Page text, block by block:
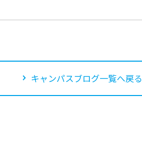
キャンパスブログ一覧へ戻る